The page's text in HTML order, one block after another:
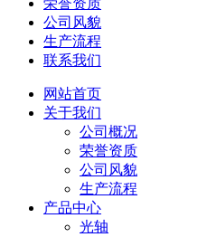
荣誉资质
公司风貌
生产流程
联系我们
网站首页
关于我们
公司概况
荣誉资质
公司风貌
生产流程
产品中心
光轴